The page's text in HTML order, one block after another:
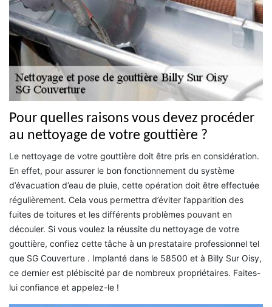
Pour quelles raisons vous devez procéder
au nettoyage de votre gouttière ?
Le nettoyage de votre gouttière doit être pris en considération.
En effet, pour assurer le bon fonctionnement du système
d’évacuation d’eau de pluie, cette opération doit être effectuée
régulièrement. Cela vous permettra d’éviter l’apparition des
fuites de toitures et les différents problèmes pouvant en
découler. Si vous voulez la réussite du nettoyage de votre
gouttière, confiez cette tâche à un prestataire professionnel tel
que SG Couverture . Implanté dans le 58500 et à Billy Sur Oisy,
ce dernier est plébiscité par de nombreux propriétaires. Faites-
lui confiance et appelez-le !